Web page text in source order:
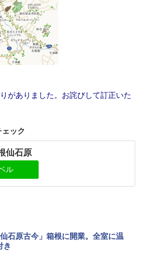
がありました。お詫びして訂正いた
ック
仙石原
ル
石原古今」箱根に開業。全室に温
き